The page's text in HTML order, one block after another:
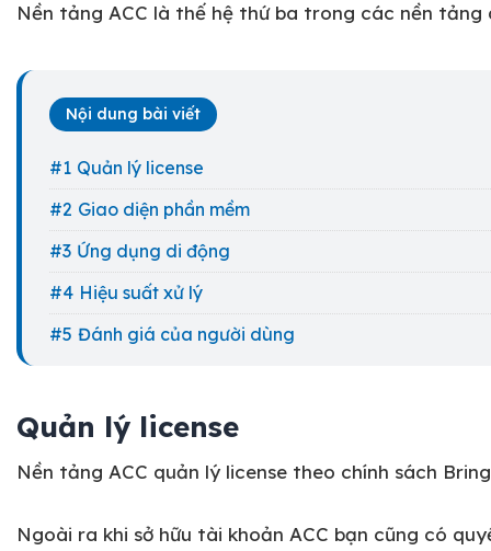
Nền tảng ACC là thế hệ thứ ba trong các nền
Nội dung bài viết
Quản lý license
Giao diện phần mềm
Ứng dụng di động
Hiệu suất xử lý
Đánh giá của người dùng
Quản lý license
Nền tảng ACC quản lý license theo chính sách
Ngoài ra khi sở hữu tài khoản ACC bạn cũng có